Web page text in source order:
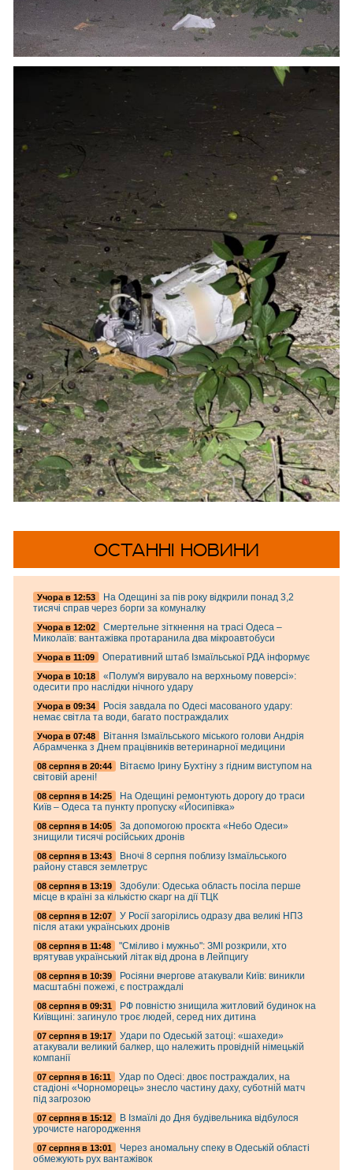
ОСТАННІ НОВИНИ
Учора в 12:53
На Одещині за пів року відкрили понад 3,2
тисячі справ через борги за комуналку
Учора в 12:02
Смертельне зіткнення на трасі Одеса –
Миколаїв: вантажівка протаранила два мікроавтобуси
Учора в 11:09 Оперативний штаб Ізмаїльської РДА інформує
Учора в 10:18
«Полум'я вирувало на верхньому поверсі»:
одесити про наслідки нічного удару
Учора в 09:34
Росія завдала по Одесі масованого удару:
немає світла та води, багато постраждалих
Учора в 07:48
Вітання Ізмаїльського міського голови Андрія
Абрамченка з Днем працівників ветеринарної медицини
08 серпня в 20:44
Вітаємо Ірину Бухтіну з гідним виступом на
світовій арені!
08 серпня в 14:25
На Одещині ремонтують дорогу до траси
Київ – Одеса та пункту пропуску «Йосипівка»
08 серпня в 14:05
За допомогою проєкта «Небо Одеси»
знищили тисячі російських дронів
08 серпня в 13:43
Вночі 8 серпня поблизу Ізмаїльського
району стався землетрус
08 серпня в 13:19
Здобули: Одеська область посіла перше
місце в країні за кількістю скарг на дії ТЦК
08 серпня в 12:07
У Росії загорілись одразу два великі НПЗ
після атаки українських дронів
08 серпня в 11:48
"Сміливо і мужньо": ЗМІ розкрили, хто
врятував український літак від дрона в Лейпцигу
08 серпня в 10:39
Росіяни вчергове атакували Київ: виникли
масштабні пожежі, є постраждалі
08 серпня в 09:31
РФ повністю знищила житловий будинок на
Київщині: загинуло троє людей, серед них дитина
07 серпня в 19:17
Удари по Одеській затоці: «шахеди»
атакували великий балкер, що належить провідній німецькій
компанії
07 серпня в 16:11
Удар по Одесі: двоє постраждалих, на
стадіоні «Чорноморець» знесло частину даху, суботній матч
під загрозою
07 серпня в 15:12
В Ізмаїлі до Дня будівельника відбулося
урочисте нагородження
07 серпня в 13:01
Через аномальну спеку в Одеській області
обмежують рух вантажівок